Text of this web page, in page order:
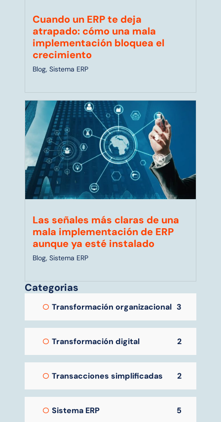
Cuando un ERP te deja
atrapado: cómo una mala
implementación bloquea el
crecimiento
Blog, Sistema ERP
Las señales más claras de una
mala implementación de ERP
aunque ya esté instalado
Blog, Sistema ERP
Categorias
Transformación organizacional 3
Transformación digital 2
Transacciones simplificadas 2
Sistema ERP 5